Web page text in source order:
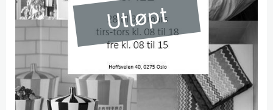
Utløpt